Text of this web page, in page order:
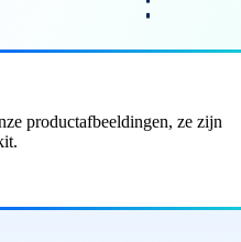
productafbeeldingen, ze zijn